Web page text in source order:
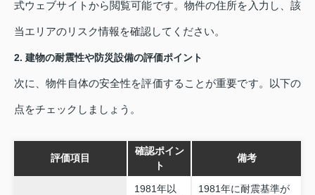
式ウェブサイトから閲覧可能です。物件の住所を入力し、該
当エリアのリスク情報を確認してください。
2. 建物の耐震性や防災設備の評価ポイント
次に、物件自体の安全性を評価することが重要です。以下の
点をチェックしましょう。
評価項目
確認ポイン
ト
備考
1981年以
1981年に耐震基準が